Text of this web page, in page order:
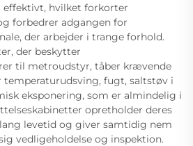
hvilket forkorter
forbedrer adgangen for
der arbejder i trange forhold.
der beskytter
til metroudstyr, tåber krævende
fugt, saltstøv i
eksponering, som er almindelig i
opretholder deres
levetid og giver samtidig nem
vedligeholdelse og inspektion.